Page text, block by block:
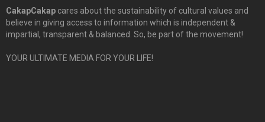
CakapCakap cares about the sustainability of cultural values and
believe in giving access to information which is independent &
impartial, transparent & balanced. So, be part of the movement!
YOUR ULTIMATE MEDIA FOR YOUR LIFE!